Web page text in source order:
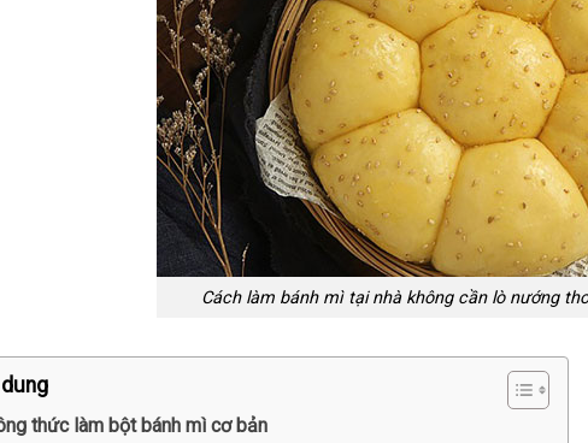
Cách làm bánh mì tại nhà không cần lò nướng
thức làm bột bánh mì cơ bản